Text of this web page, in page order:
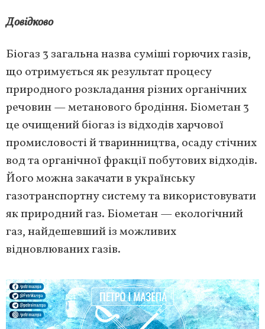
Довідково
Біогаз 3 загальна назва суміші горючих газів,
що отримується як результат процесу
природного розкладання різних органічних
речовин — метанового бродіння. Біометан 3
це очищений біогаз із відходів харчової
промисловості й тваринництва, осаду стічних
вод та органічної фракції побутових відходів.
Його можна закачати в українську
газотранспортну систему та використовувати
як природний газ. Біометан — екологічний
газ, найдешевший із можливих
відновлюваних газів.